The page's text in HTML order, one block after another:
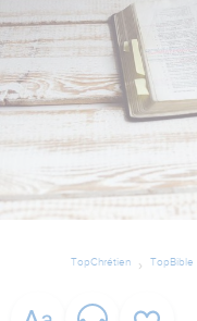
TopChrétien TopBible